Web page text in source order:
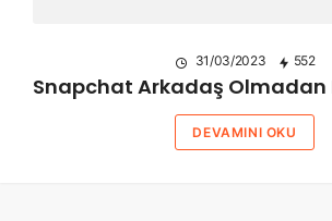
31/03/2023 552
Snapchat Arkadaş
DEVAMINI OKU